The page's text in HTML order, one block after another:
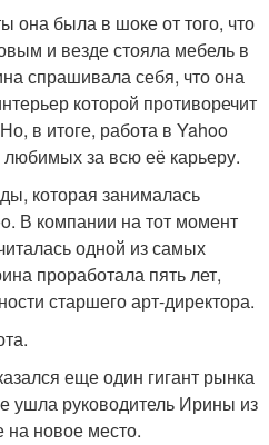
она была в шоке от того, что
и везде стояла мебель в
спрашивала себя, что она
которой противоречит
в итоге, работа в Yahoo
за всю её карьеру.
которая занималась
В компании на тот момент
одной из самых
проработала пять лет,
старшего арт-директора.
еще один гигант рынка
ушла руководитель Ирины из
на новое место.